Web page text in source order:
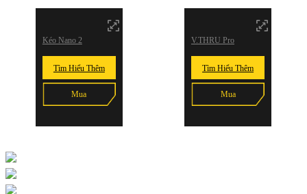
Kéo Nano 2
Tìm Hiểu Thêm
Mua
V.THRU Pro
Tìm Hiểu Thêm
Mua